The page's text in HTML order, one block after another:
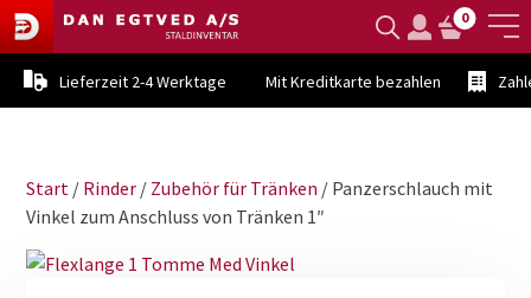
Lieferzeit 2-4 Werktage Mit Kreditkarte bezahlen
0
Start / Rinder / Zubehör für Tränken / Panzerschlauch mit
Vinkel zum Anschluss von Tränken 1″